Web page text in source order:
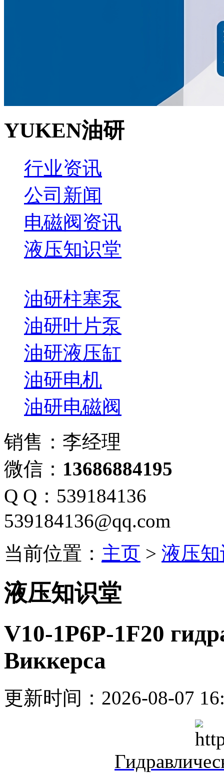
YUKEN油研
行业资讯
公司新闻
电磁阀资讯
液压知识堂
油研柱塞泵
油研叶片泵
油研液压缸
油研电机
油研电磁阀
销售：李经理
微信： 13686884195
Q Q：539184136
539184136@qq.com
当前位置： 主页 > 液压
液压知识堂
V10-1P6P-1F20
Виккерса
更新时间：2026-08-07